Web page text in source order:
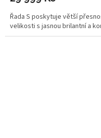
Řada S poskytuje větší
velikosti s jasnou brilantní a